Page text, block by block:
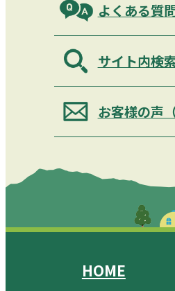
よくある質
サイト内検
お客様の声
HOME